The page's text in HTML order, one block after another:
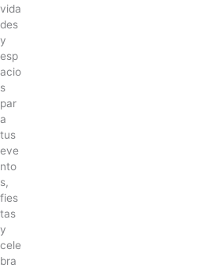
vida
des
y
esp
acio
s
par
a
tus
eve
nto
s,
fies
tas
y
cele
bra